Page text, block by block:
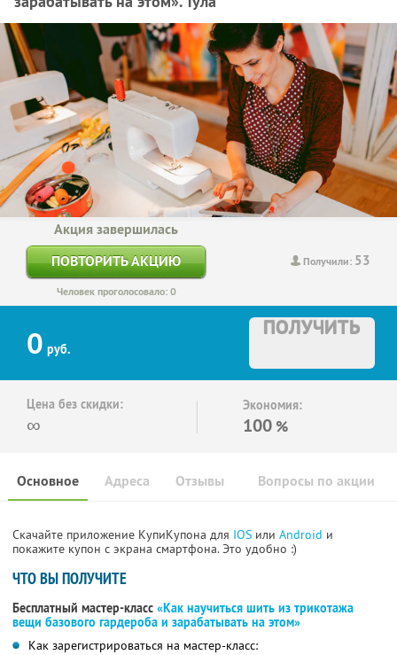
Получили: 53
Акция завершилась
ПОВТОРИТЬ АКЦИЮ
Человек проголосовало: 0
0 руб.
ПОЛУЧИТЬ
Цена без скидки:
∞
Экономия:
100 %
Основное Отзывы Вопросы по акции
Адреса
Скачайте приложение КупиКупона для IOS или Android и
покажите купон с экрана смартфона. Это удобно :)
ЧТО ВЫ ПОЛУЧИТЕ
Бесплатный мастер-класс «Как научиться шить из трикотажа
вещи базового гардероба и зарабатывать на этом»
Как зарегистрироваться на мастер-класс: